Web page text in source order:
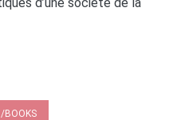
BOOKS